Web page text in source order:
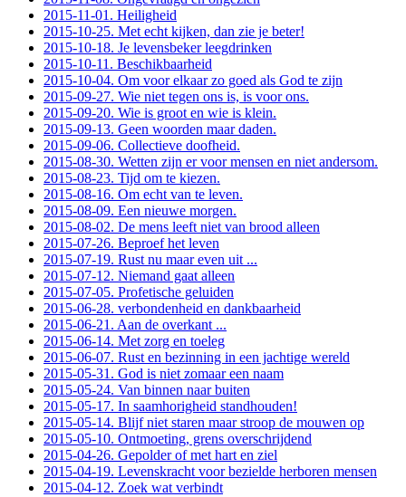
2015-11-01. Heiligheid
2015-10-25. Met echt kijken, dan zie je beter!
2015-10-18. Je levensbeker leegdrinken
2015-10-11. Beschikbaarheid
2015-10-04. Om voor elkaar zo goed als God te zijn
2015-09-27. Wie niet tegen ons is, is voor ons.
2015-09-20. Wie is groot en wie is klein.
2015-09-13. Geen woorden maar daden.
2015-09-06. Collectieve doofheid.
2015-08-30. Wetten zijn er voor mensen en niet andersom.
2015-08-23. Tijd om te kiezen.
2015-08-16. Om echt van te leven.
2015-08-09. Een nieuwe morgen.
2015-08-02. De mens leeft niet van brood alleen
2015-07-26. Beproef het leven
2015-07-19. Rust nu maar even uit ...
2015-07-12. Niemand gaat alleen
2015-07-05. Profetische geluiden
2015-06-28. verbondenheid en dankbaarheid
2015-06-21. Aan de overkant ...
2015-06-14. Met zorg en toeleg
2015-06-07. Rust en bezinning in een jachtige wereld
2015-05-31. God is niet zomaar een naam
2015-05-24. Van binnen naar buiten
2015-05-17. In saamhorigheid standhouden!
2015-05-14. Blijf niet staren maar stroop de mouwen op
2015-05-10. Ontmoeting, grens overschrijdend
2015-04-26. Gepolder of met hart en ziel
2015-04-19. Levenskracht voor bezielde herboren mensen
2015-04-12. Zoek wat verbindt